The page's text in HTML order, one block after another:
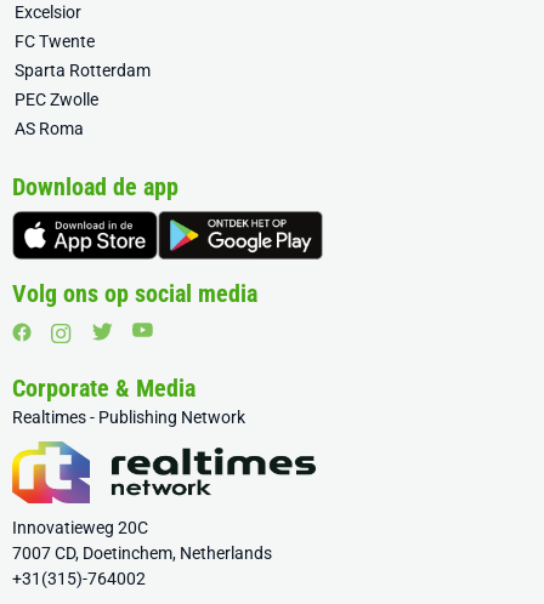
Excelsior
FC Twente
Sparta Rotterdam
PEC Zwolle
AS Roma
Download de app
Volg ons op social media
Corporate & Media
Realtimes - Publishing Network
Innovatieweg 20C
7007 CD, Doetinchem, Netherlands
+31(315)-764002